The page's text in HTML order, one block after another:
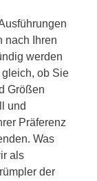
nach Ihren
werden
ob Sie
Größen
und
Präferenz
Was
als
der